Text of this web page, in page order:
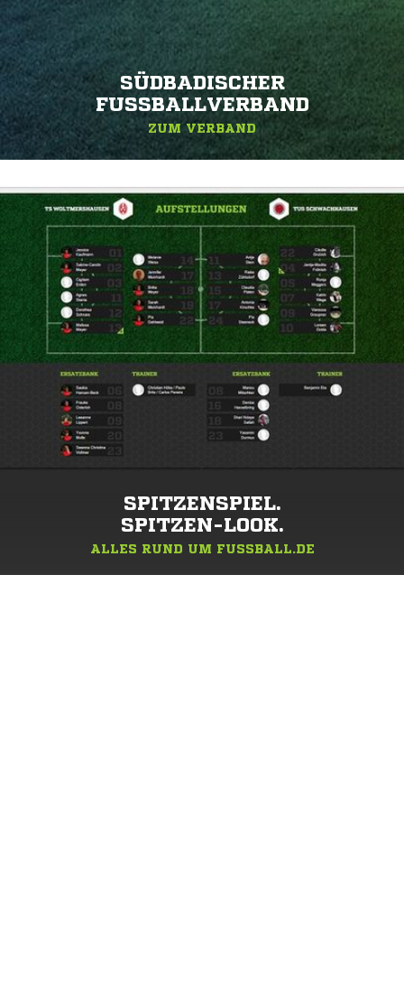
SÜDBADISCHER
FUSSBALLVERBAND
ZUM VERBAND
SPITZENSPIEL.
SPITZEN-LOOK.
ALLES RUND UM FUSSBALL.DE